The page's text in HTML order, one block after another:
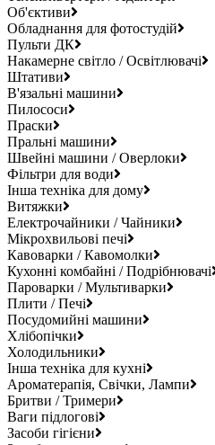
Об'єктиви
Обладнання для фотостудій
Пульти ДК
Накамерне світло / Освітлювачі
Штативи
В'язальні машини
Пилососи
Праски
Пральні машини
Швейні машини / Оверлоки
Фільтри для води
Інша техніка для дому
Витяжки
Електрочайники / Чайники
Мікрохвильові печі
Кавоварки / Кавомолки
Кухонні комбайні / Подрібнювачі
Пароварки / Мультиварки
Плити / Печі
Посудомийні машини
Хлібопічки
Холодильники
Інша техніка для кухні
Ароматерапія, Свічки, Лампи
Бритви / Тримери
Ваги підлогові
Засоби гігієни